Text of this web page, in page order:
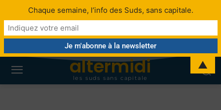
altermidi
les suds sans capitale
Chaque semaine, l’info des Suds, sans capitale.
▲